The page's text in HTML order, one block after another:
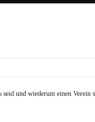
und wiederum einen Verein